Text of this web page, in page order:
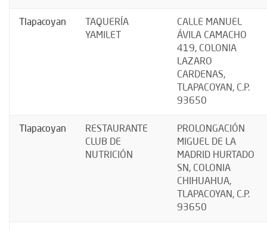
Tlapacoyan
TAQUERÍA
YAMILET
CALLE MANUEL
ÁVILA CAMACHO
419, COLONIA
LAZARO
CARDENAS,
TLAPACOYAN, C.P.
93650
Tlapacoyan
RESTAURANTE
CLUB DE
NUTRICIÓN
PROLONGACIÓN
MIGUEL DE LA
MADRID HURTADO
SN, COLONIA
CHIHUAHUA,
TLAPACOYAN, C.P.
93650